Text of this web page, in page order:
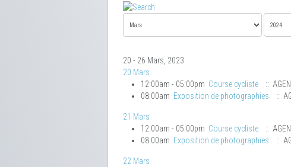
20 - 26 Mars, 2023
20 Mars
12:00am - 05:00pm Course cycliste
::
08:00am Exposition de photographies ::
21 Mars
12:00am - 05:00pm Course cycliste
::
08:00am Exposition de photographies ::
22 Mars